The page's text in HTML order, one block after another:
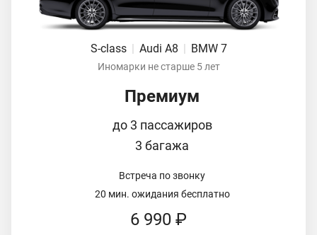
S-class | Audi A8 | BMW 7
Иномарки не старше 5 лет
Премиум
до 3 пассажиров
3 багажа
Встреча по звонку
20 мин. ожидания бесплатно
6 990 ₽